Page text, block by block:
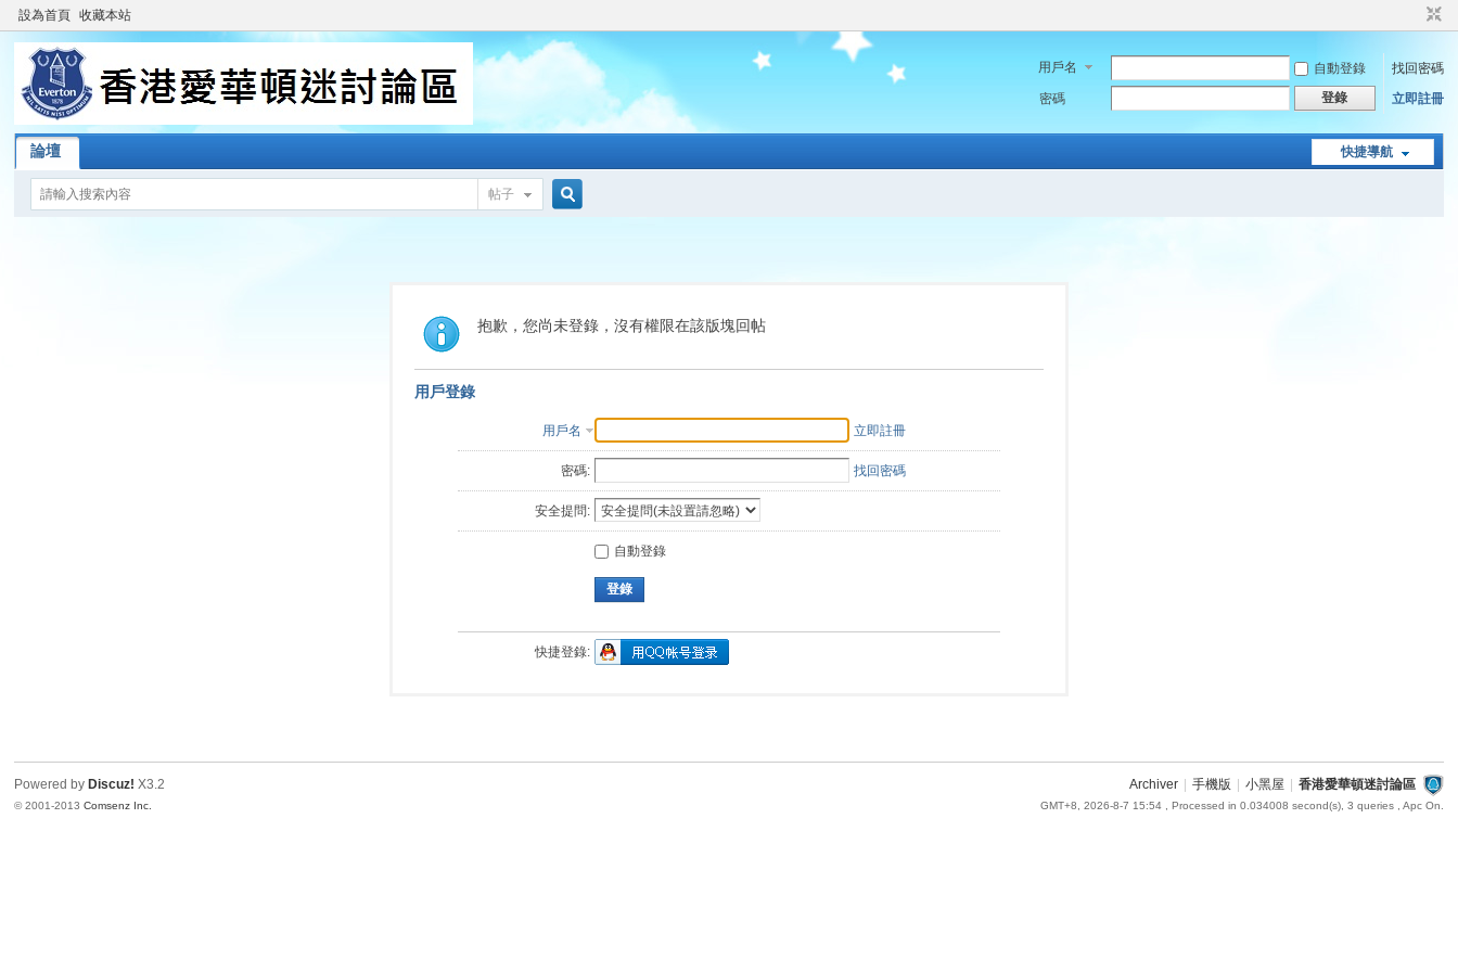
設為首頁 收藏本站
用戶名 自動登錄
找回密碼
密碼
登錄 立即註冊
快捷導航
論壇
帖子
索
抱歉，您尚未登錄，沒有權限在該版塊回帖
用戶登錄
用戶名 立即註冊
密碼: 找回密碼
安全提問:
自動登錄
登錄
快捷登錄:
Archiver 手機版 小黑屋 香港愛華頓迷討論區
GMT+8, 2026-8-7 15:54, Processed in 0.034008 second(s), 3 queries , Apc On.
Powered by Discuz! X3.2
© 2001-2013Comsenz Inc.